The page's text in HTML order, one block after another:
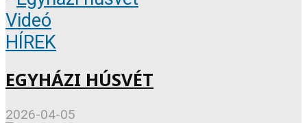
Videó
HÍREK
EGYHÁZI HÚSVÉT
2026-04-05